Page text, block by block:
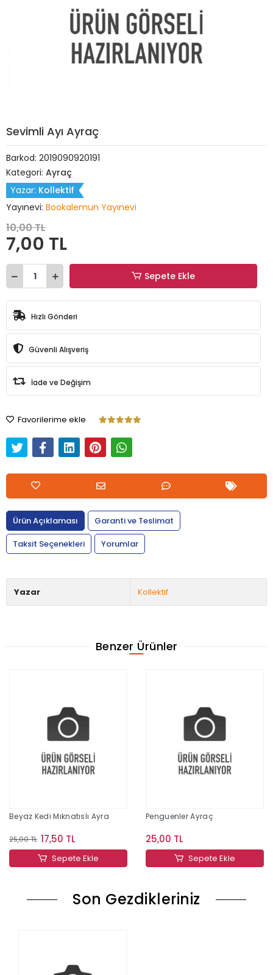
Sevimli Ayı Ayraç
Barkod: 2019090920191
Kategori: Ayraç
Yazar: Kollektif
Yayınevi: Bookalemun Yayınevi
10,00 TL
7,00 TL
Sepete Ekle
Hızlı Gönderi
Güvenli Alışveriş
İade ve Değişim
Favorilerime ekle
Ürün Açıklaması
Garanti ve Teslimat
Taksit Seçenekleri
Yorumlar
Yazar Kollektif
Benzer Ürünler
Beyaz Kedi Mıknatıslı Ayra
25,00 TL 17,50 TL
Sepete Ekle
Penguenler Ayraç
25,00 TL
Sepete Ekle
Son Gezdikleriniz